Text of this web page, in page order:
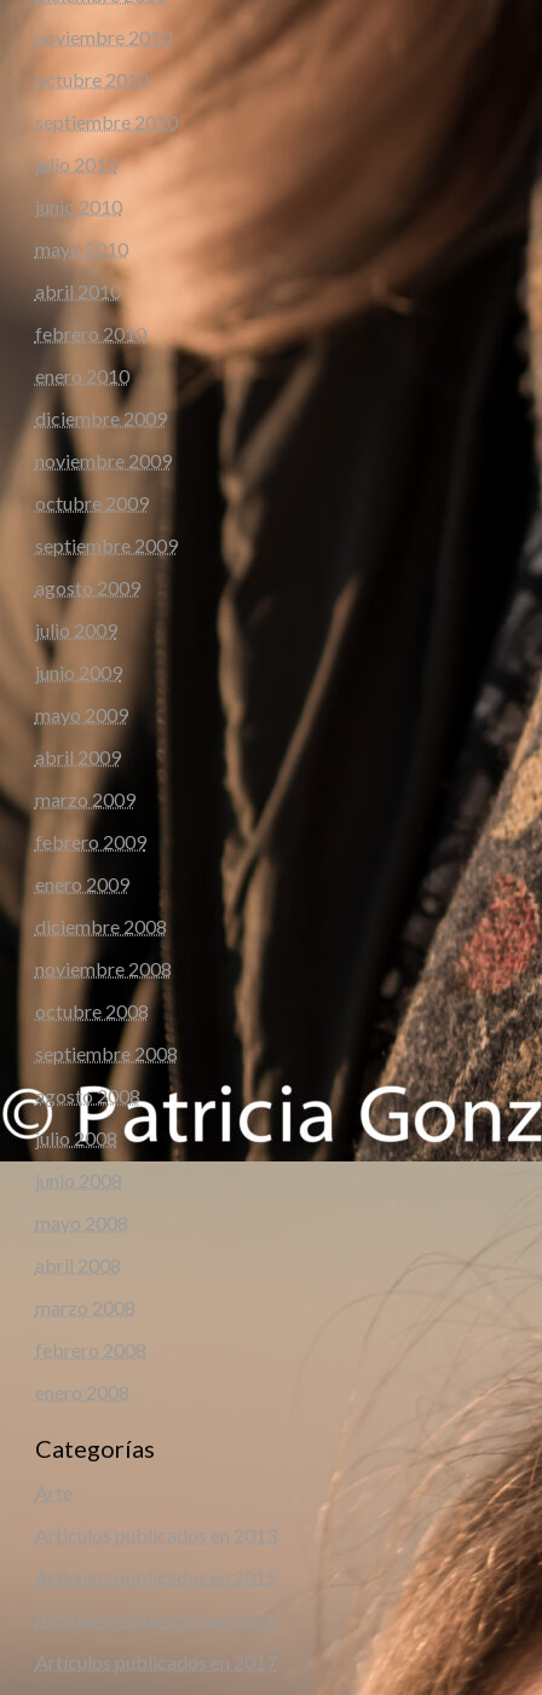
noviembre 2010
octubre 2010
septiembre 2010
julio 2010
junio 2010
mayo 2010
abril 2010
febrero 2010
enero 2010
diciembre 2009
noviembre 2009
octubre 2009
septiembre 2009
agosto 2009
julio 2009
junio 2009
mayo 2009
abril 2009
marzo 2009
febrero 2009
enero 2009
diciembre 2008
noviembre 2008
octubre 2008
septiembre 2008
agosto 2008
julio 2008
junio 2008
mayo 2008
abril 2008
marzo 2008
febrero 2008
enero 2008
Categorías
Arte
Articulos publicados en 2013
Articulos publicados en 2015
Articulos publicados en 2016
Artículos publicados en 2017